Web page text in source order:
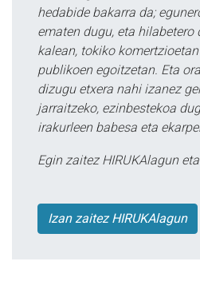
hedabide bakarra da;
ematen dugu, eta
kalean, tokiko
publikoen egoitzetan. Eta
dizugu etxera nahi izanez
jarraitzeko, ezinbestekoa
irakurleen babesa eta
Egin zaitez HIRUKAlagun
Izan zaitez HIRUKAlagun